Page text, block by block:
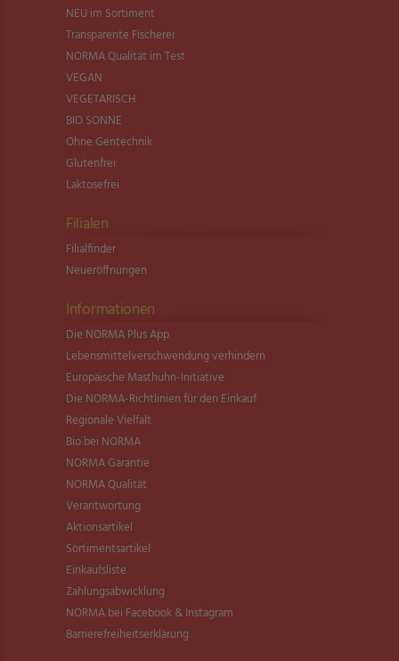
NEU im Sortiment
Transparente Fischerei
NORMA Qualität im Test
VEGAN
VEGETARISCH
BIO SONNE
Ohne Gentechnik
Glutenfrei
Laktosefrei
Filialen
Filialfinder
Neueröffnungen
Informationen
Die NORMA Plus App
Lebensmittel­verschwendung verhindern
Europäische Masthuhn-Initiative
Die NORMA-Richtlinien für den Einkauf
Regionale Vielfalt
Bio bei NORMA
NORMA Garantie
NORMA Qualität
Verantwortung
Aktionsartikel
Sortimentsartikel
Einkaufsliste
Zahlungsabwicklung
NORMA bei Facebook & Instagram
Barrierefreiheitserklärung